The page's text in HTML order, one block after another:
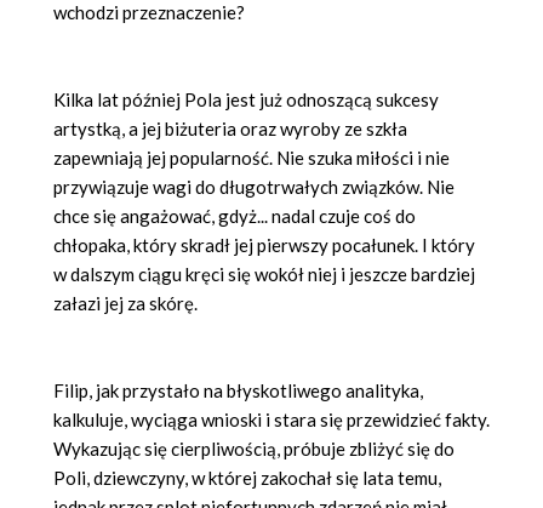
wchodzi przeznaczenie?
Kilka lat później Pola jest już odnoszącą sukcesy
artystką, a jej biżuteria oraz wyroby ze szkła
zapewniają jej popularność. Nie szuka miłości i nie
przywiązuje wagi do długotrwałych związków. Nie
chce się angażować, gdyż... nadal czuje coś do
chłopaka, który skradł jej pierwszy pocałunek. I który
w dalszym ciągu kręci się wokół niej i jeszcze bardziej
załazi jej za skórę.
Filip, jak przystało na błyskotliwego analityka,
kalkuluje, wyciąga wnioski i stara się przewidzieć fakty.
Wykazując się cierpliwością, próbuje zbliżyć się do
Poli, dziewczyny, w której zakochał się lata temu,